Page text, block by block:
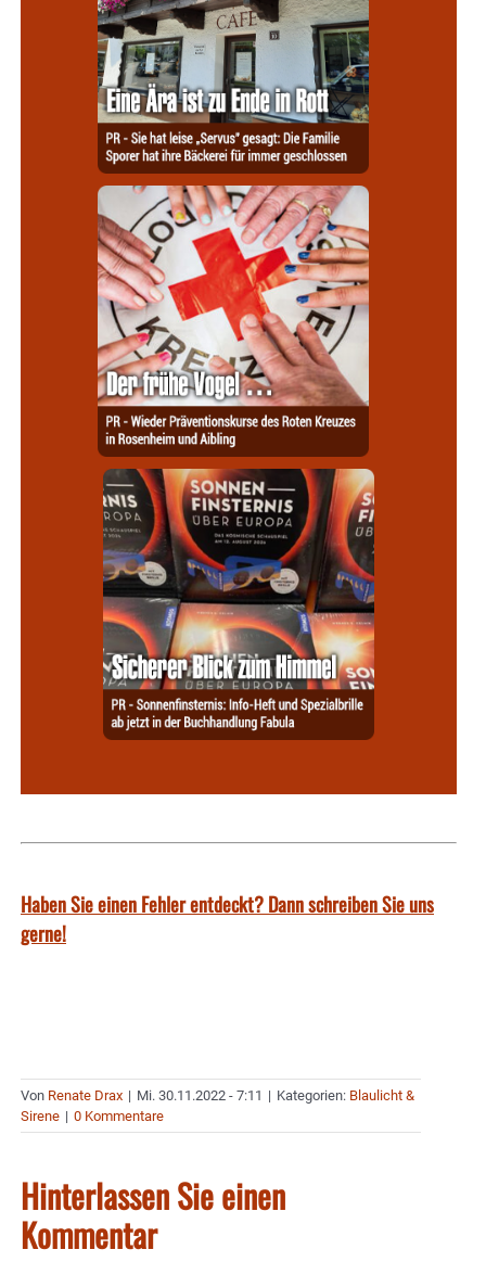
Haben Sie einen Fehler entdeckt? Dann schreiben Sie uns
gerne!
Von Renate Drax | Mi. 30.11.2022 - 7:11 | Kategorien: Blaulicht &
Sirene | 0 Kommentare
Hinterlassen Sie einen
Kommentar